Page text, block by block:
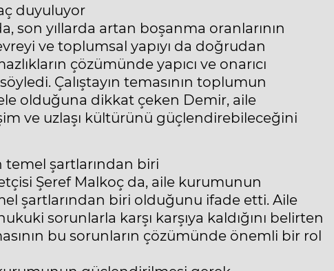
duyuluyor
son yıllarda artan boşanma oranlarının
ve toplumsal yapıyı da doğrudan
çözümünde yapıcı ve onarıcı
Çalıştayın temasının toplumun
olduğuna dikkat çeken Demir, aile
ve uzlaşı kültürünü güçlendirebileceğini
şartlarından biri
Şeref Malkoç da, aile kurumunun
şartlarından biri olduğunu ifade etti. Aile
sorunlarla karşı karşıya kaldığını belirten
bu sorunların çözümünde önemli bir rol